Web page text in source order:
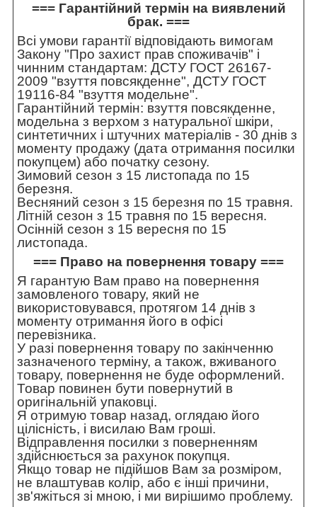
=== Гарантійний термін на виявлений
брак. ===
Всі умови гарантії відповідають вимогам
Закону "Про захист прав споживачів" і
чинним стандартам: ДСТУ ГОСТ 26167-
2009 "взуття повсякденне", ДСТУ ГОСТ
19116-84 "взуття модельне".
Гарантійний термін: взуття повсякденне,
модельна з верхом з натуральної шкіри,
синтетичних і штучних матеріалів - 30 днів з
моменту продажу (дата отримання посилки
покупцем) або початку сезону.
Зимовий сезон з 15 листопада по 15
березня.
Весняний сезон з 15 березня по 15 травня.
Літній сезон з 15 травня по 15 вересня.
Осінній сезон з 15 вересня по 15
листопада.
=== Право на повернення товару ===
Я гарантую Вам право на повернення
замовленого товару, який не
використовувався, протягом 14 днів з
моменту отримання його в офісі
перевізника.
У разі повернення товару по закінченню
зазначеного терміну, а також, вживаного
товару, повернення не буде оформлений.
Товар повинен бути повернутий в
оригінальній упаковці.
Я отримую товар назад, оглядаю його
цілісність, і висилаю Вам гроші.
Відправлення посилки з поверненням
здійснюється за рахунок покупця.
Якщо товар не підійшов Вам за розміром,
не влаштував колір, або є інші причини,
зв'яжіться зі мною, і ми вирішимо проблему.